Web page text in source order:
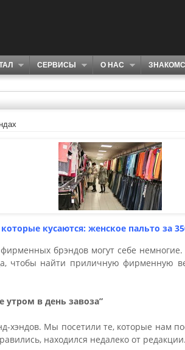
СЕРВИСЫ О НАС
кусаются: женское пальто за
брэндов могут себе
чтобы найти приличную фирменную
утром в день завоза”
хэндов. Мы посетили те, которые нам
находился недалеко от редакции.